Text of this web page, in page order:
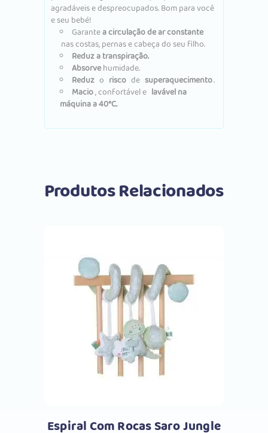
agradáveis ​​e despreocupados.Bom para você
e seu bebé!
Garantea circulação de ar constante
nas costas, pernas e cabeça do seu filho.
Reduz a transpiração.
Absorvehumidade.
Reduz o risco de superaquecimento.
Macio, confortável e lavável na
máquina a 40°C.
Produtos Relacionados
Comprar
Espiral Com Rocas Saro Jungle